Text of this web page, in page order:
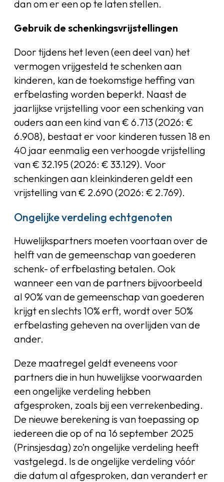
dan om er een op te laten stellen.
Gebruik de schenkingsvrijstellingen
Door tijdens het leven (een deel van) het
vermogen vrijgesteld te schenken aan
kinderen, kan de toekomstige heffing van
erfbelasting worden beperkt. Naast de
jaarlijkse vrijstelling voor een schenking van
ouders aan een kind van € 6.713 (2026: €
6.908), bestaat er voor kinderen tussen 18 en
40 jaar eenmalig een verhoogde vrijstelling
van € 32.195 (2026: € 33.129). Voor
schenkingen aan kleinkinderen geldt een
vrijstelling van € 2.690 (2026: € 2.769).
Ongelijke verdeling echtgenoten
Huwelijkspartners moeten voortaan over de
helft van de gemeenschap van goederen
schenk- of erfbelasting betalen. Ook
wanneer een van de partners bijvoorbeeld
al 90% van de gemeenschap van goederen
krijgt en slechts 10% erft, wordt over 50%
erfbelasting geheven na overlijden van de
ander.
Deze maatregel geldt eveneens voor
partners die in hun huwelijkse voorwaarden
een ongelijke verdeling hebben
afgesproken, zoals bij een verrekenbeding.
De nieuwe berekening is van toepassing op
iedereen die op of na 16 september 2025
(Prinsjesdag) zo’n ongelijke verdeling heeft
vastgelegd. Is de ongelijke verdeling vóór
die datum al afgesproken, dan verandert er